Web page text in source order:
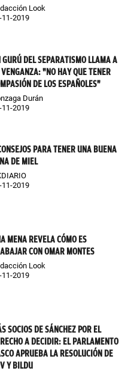
Look
11-2019
GURÚ DEL SEPARATISMO LLAMA A
"NO HAY QUE TENER
DE LOS ESPAÑOLES"
Durán
11-2019
PARA TENER UNA BUENA
DE MIEL
11-2019
MENA REVELA CÓMO ES
CON OMAR MONTES
Look
11-2019
SOCIOS DE SÁNCHEZ POR EL
A DECIDIR: EL PARLAMENTO
APRUEBA LA RESOLUCIÓN DE
Y BILDU